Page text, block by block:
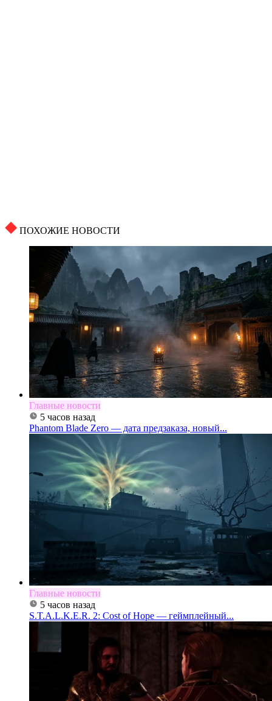
ПОХОЖИЕ НОВОСТИ
Главные новости
5 часов назад
Phantom Blade Zero — дата предзаказа, новый...
Главные новости
5 часов назад
S.T.A.L.K.E.R. 2: Cost of Hope — геймплейный...